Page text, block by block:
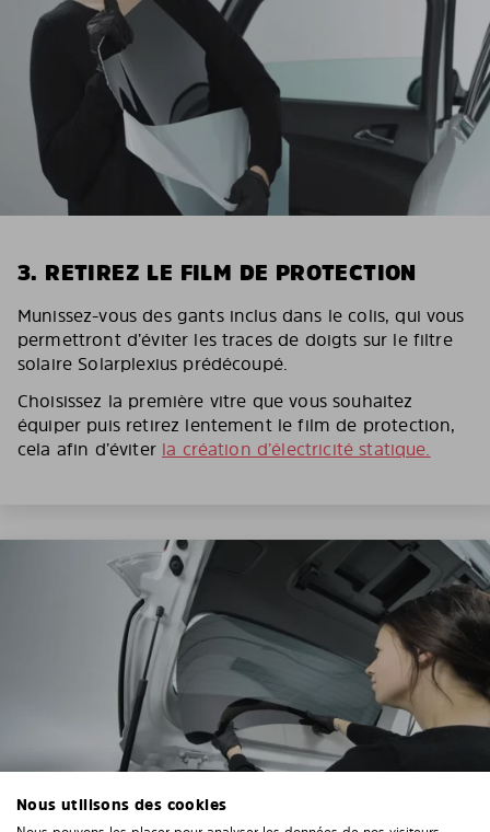
3. RETIREZ LE FILM DE PROTECTION
Munissez-vous des gants inclus dans le colis, qui vous
permettront d’éviter les traces de doigts sur le filtre
solaire Solarplexius prédécoupé.
Choisissez la première vitre que vous souhaitez
équiper puis retirez lentement le film de protection,
cela afin d’éviter la création d’électricité statique.
Nous utilisons des cookies